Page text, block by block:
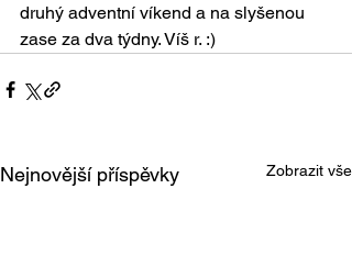
druhý adventní víkend a na slyšenou
zase za dva týdny. Víš r. :)
Nejnovější příspěvky Zobrazit vše